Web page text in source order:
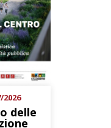
2026
delle